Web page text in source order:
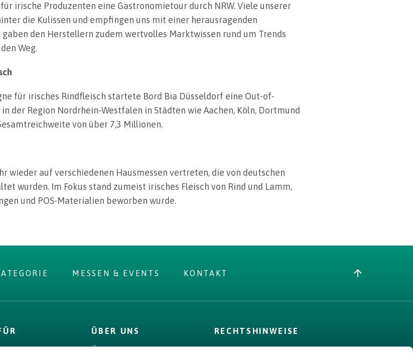
irische Produzenten eine Gastronomietour durch NRW. Viele unserer
die Kulissen und empfingen uns mit einer herausragenden
den Herstellern zudem wertvolles Marktwissen rund um Trends
Weg.
für irisches Rindfleisch startete Bord Bia Düsseldorf eine Out-of-
der Region Nordrhein-Westfalen in Städten wie Aachen, Köln, Dortmund
von über 7,3 Millionen.
wieder auf verschiedenen Hausmessen vertreten, die von deutschen
wurden. Im Fokus stand zumeist irisches Fleisch von Rind und Lamm,
und POS-Materialien beworben wurde.
MESSEN & EVENTS KONTAKT
ÜBER UNS
Über uns
RECHTSHINWEISE
AGB